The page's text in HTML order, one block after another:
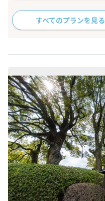
すべてのプランを見る